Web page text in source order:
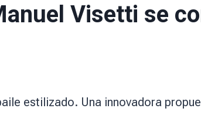
Visetti se
estilizado. Una innovadora